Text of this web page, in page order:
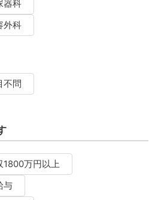
器科
外科
不問
1800万円以上
与